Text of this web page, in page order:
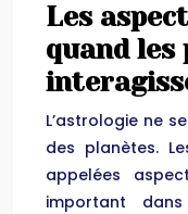
Les
quand les
L’astrologie ne
des planètes.
appelées
important dans